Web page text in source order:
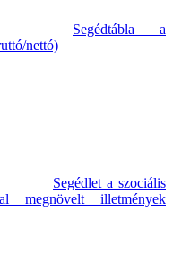
Segédtábla a
nettó)
Segédlet a szociális
megnövelt illetmények